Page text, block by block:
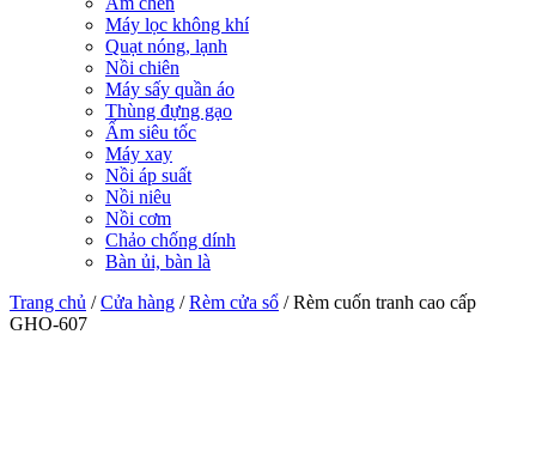
Máy lọc không khí
Quạt nóng, lạnh
Nồi chiên
Máy sấy quần áo
Thùng đựng gạo
Ấm siêu tốc
Máy xay
Nồi áp suất
Nồi niêu
Nồi cơm
Chảo chống dính
Bàn ủi, bàn là
Trang chủ /Cửa hàng /Rèm cửa sổ / Rèm cuốn tranh cao cấp
GHO-607